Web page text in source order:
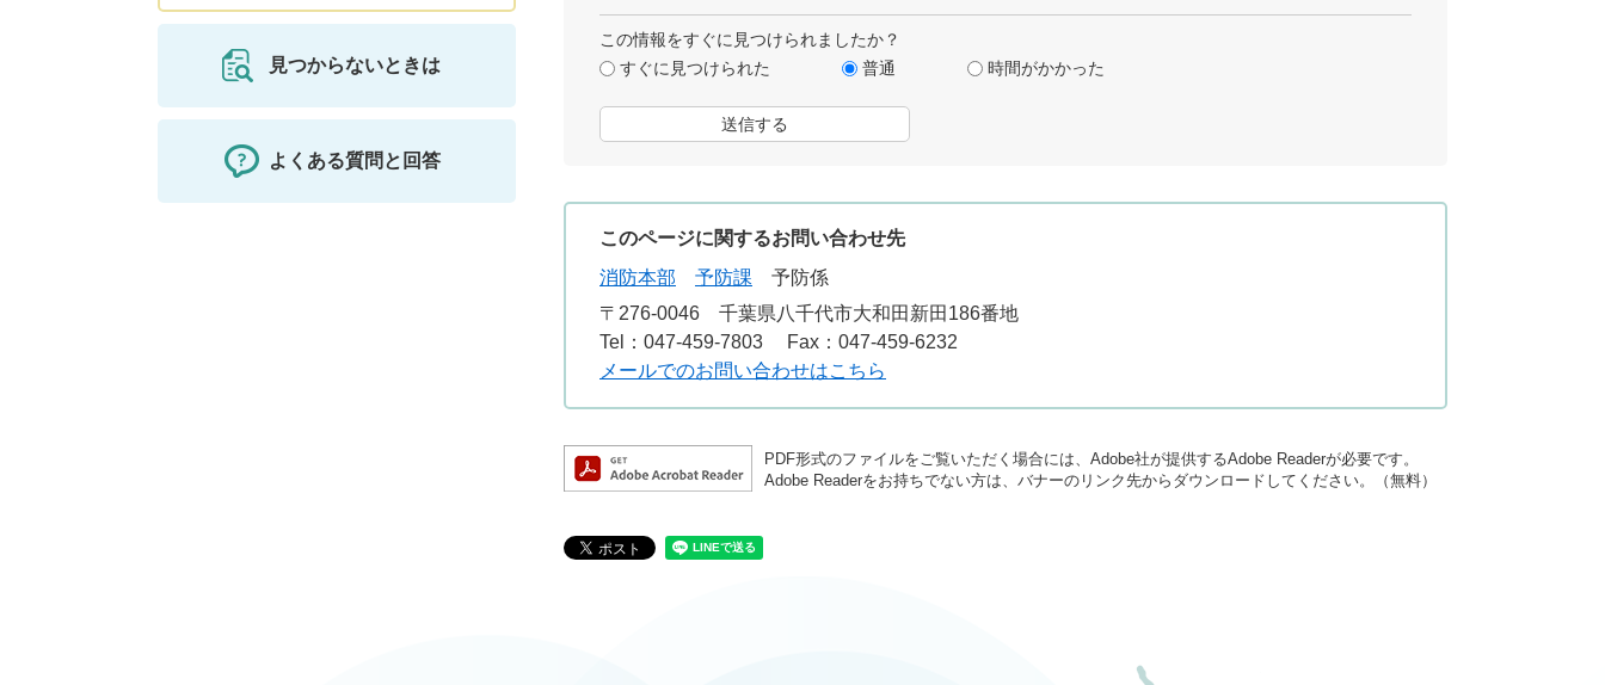
この情報をすぐに見つけられましたか？
すぐに見つけられた
普通 時間がかかった
このページに関するお問い合わせ先
消防本部
予防課
予防係
〒276-0046
千葉県八千代市大和田新田186番地
Tel：047-459-7803
Fax：047-459-6232
メールでのお問い合わせはこちら
PDF形式のファイルをご覧いただく場合には、Adobe社が提供するAdobe Readerが必要です。
Adobe Readerをお持ちでない方は、バナーのリンク先からダウンロードしてください。（無料）
見つからないときは
よくある質問と回答